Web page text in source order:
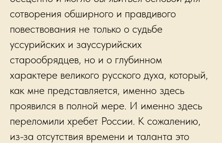
сотворения обширного и правдивого
повествования не только о судьбе
уссурийских и зауссурийских
старообрядцев, но и о глубинном
характере великого русского духа, который,
как мне представляется, именно здесь
проявился в полной мере. И именно здесь
переломили хребет России. К сожалению,
из-за отсутствия времени и таланта это